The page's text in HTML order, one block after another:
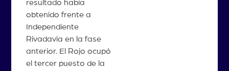
resultado había
obtenido frente a
Independiente
Rivadavia en la fase
anterior. El Rojo ocupó
el tercer puesto de la